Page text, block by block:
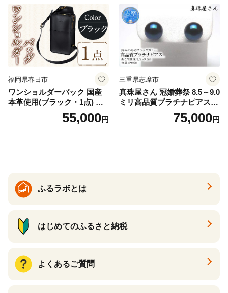
福岡県春日市
ワンショルダーバック 国産
本革使用(ブラック・1点) 鞄
バック バッグ カバン レザー
国産 日本製 牛革 黒 革 革製
55,000円
三重県志摩市
真珠屋さん 冠婚葬祭 8.5～9.0
ミリ高品質プラチナピアス P
t900 志摩産アコヤ真珠 ブラ
ックパール 黒真珠75,000円
ふるラボとは
はじめてのふるさと納税
よくあるご質問